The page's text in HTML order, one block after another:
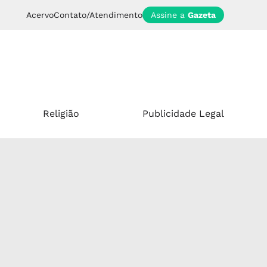
AcervoContato/Atendimento Assine a Gazeta
Religião Publicidade Legal